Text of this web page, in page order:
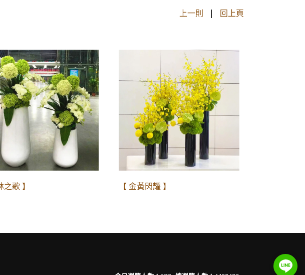
上一則 | 回上頁
之歌 】 【 金黃閃耀 】